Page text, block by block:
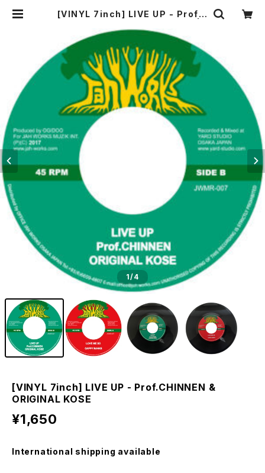
[VINYL 7inch] LIVE UP - Prof.C
【エビティン屋】 EVERYTING MAR
T - ORIGINAL KOSE オリジナル
コーセー
1/4
[VINYL 7inch] LIVE UP - Prof.CHINNEN &
ORIGINAL KOSE
¥1,650
International shipping available